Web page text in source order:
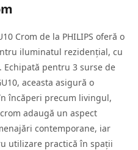
Crom de la PHILIPS oferă o
iluminatul rezidențial, cu
pentru 3 surse de
aceasta asigură o
încăperi precum livingul,
adaugă un aspect
contemporane, iar
utilizare practică în spații